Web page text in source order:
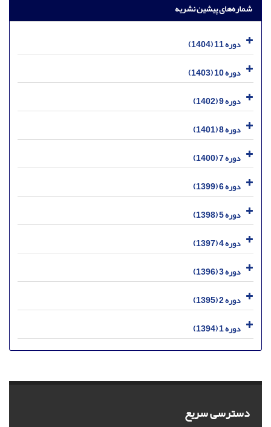
شماره‌های پیشین نشریه
دوره 11 (1404)
دوره 10 (1403)
دوره 9 (1402)
دوره 8 (1401)
دوره 7 (1400)
دوره 6 (1399)
دوره 5 (1398)
دوره 4 (1397)
دوره 3 (1396)
دوره 2 (1395)
دوره 1 (1394)
دسترسی سریع